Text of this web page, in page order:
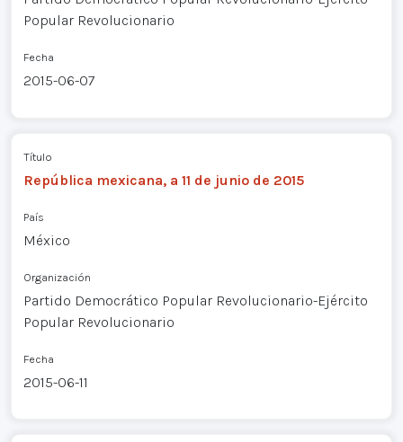
Popular Revolucionario
Fecha
2015-06-07
Título
República mexicana, a 11 de junio de 2015
País
México
Organización
Partido Democrático Popular Revolucionario-Ejército
Popular Revolucionario
Fecha
2015-06-11